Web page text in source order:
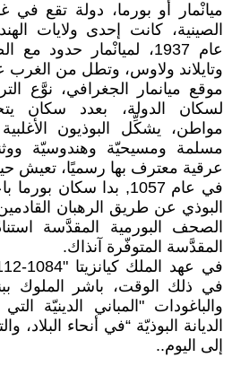
ميانْمار أو بورما، دولة تقع
الصينية، كانت إحدى ولايات
عام 1937، لميانْمار حدود
وتايلاند ولاوس، وتطل من الغرب
موقع ميانمار الجغرافي، نوَّع
لسكان الدولة، بعدد سكان
مواطن، يشكِّل البوذيون
عرقية معترف بها رسميًا، تعيش
في عام 1057, بدا سكان
البوذي عن طريق الرهبان
الصحف البورمية المقدَّسة
المقدَّسة المتوفّرة آنذاك.
في ذلك الوقت، باشر الملوك
والباغودات "المباني الدينيّة
الديانة البوذيّة “في أنحاء البلاد،
إلى اليوم..